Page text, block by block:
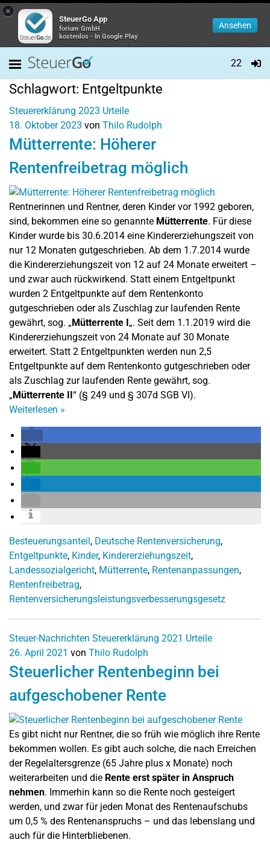
×
SteuerGo App
forium GmbH
kostenlos - In Google Play
Ansehen
22
Schlagwort: Entgeltpunkte
Steuererklärung 2023 Urteile
18. Oktober 2023 von Thilo Rudolph
Mütterrente: Höherer
Rentenfreibetrag möglich
Rentnerinnen und Rentner, deren Kinder vor 1992 geboren,
sind, bekommen eine so genannte Mütterrente. Für diese
Kinder wurde bis 30.6.2014 eine Kindererziehungszeit von
nur 12 Monaten gutgeschrieben. Ab dem 1.7.2014 wurde
die Kindererziehungszeit von 12 auf 24 Monate erweitert –
und zwar auch rückwirkend. Statt einem Entgeltpunkt
wurden 2 Entgeltpunkte auf dem Rentenkonto
gutgeschrieben oder als Zuschlag zur laufenden Rente
gewährt, sog. „Mütterrente I„. Seit dem 1.1.2019 wird die
Kindererziehungszeit von 24 Monate auf 30 Monate
erweitert. Statt 2 Entgeltpunkten werden nun 2,5
Entgeltpunkte auf dem Rentenkonto gutgeschrieben oder
als Zuschlag zur laufenden Rente gewährt, sog.
„Mütterrente II“ (§ 249 und § 307d SGB VI).
Weiterlesen »
Besteuerungsanteil, Deutsche Rentenversicherung,
Entgeltpunkte, Kinder, Kindererziehungszeit,
Landessozialgericht, Mütterrente, Rentenanpassungen,
Rentenfreibetrag,
Rentenversicherungsleistungsverbesserungsgesetz
Steuer-Nachrichten Steuererklärung 2021 Urteile
26. April 2021 von Thilo Rudolph
Steuerlicher Rentenbeginn bei
aufgeschobener Rente
Es gibt nicht nur Rentner, die so früh wie möglich ihre Rente
bekommen wollen. Es gibt auch solche, die nach Erreichen
der Regelaltersgrenze (65 Jahre plus x Monate) noch
weiterarbeiten und die Rente erst später in Anspruch
nehmen. Immerhin kann so die Rente noch gesteigert
werden, und zwar für jeden Monat des Rentenaufschubs
um 0,5 % des Rentenanspruchs – und das lebenslang und
auch für die Hinterbliebenen.